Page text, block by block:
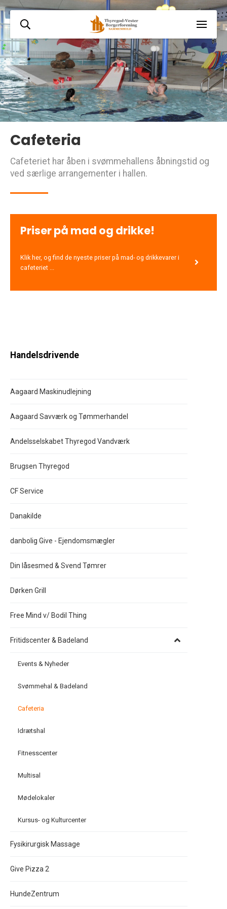
Cafeteria
Cafeteriet har åben i svømmehallens åbningstid og
ved særlige arrangementer i hallen.
Priser på mad og drikke!
Klik her, og find de nyeste priser på mad- og drikkevarer i
cafeteriet ...
Handelsdrivende
Aagaard Maskinudlejning
Aagaard Savværk og Tømmerhandel
Andelsselskabet Thyregod Vandværk
Brugsen Thyregod
CF Service
Danakilde
danbolig Give - Ejendomsmægler
Din låsesmed & Svend Tømrer
Dørken Grill
Free Mind v/ Bodil Thing
Fritidscenter & Badeland
Events & Nyheder
Svømmehal & Badeland
Cafeteria
Idrætshal
Fitnesscenter
Multisal
Mødelokaler
Kursus- og Kulturcenter
Fysikirurgisk Massage
Give Pizza 2
HundeZentrum